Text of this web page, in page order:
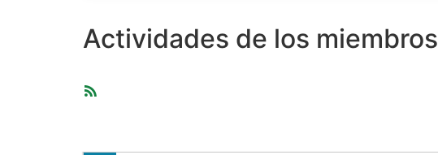
Actividades de los miembros